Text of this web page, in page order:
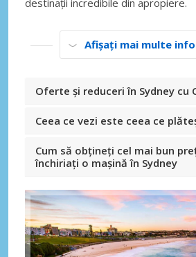
destinații incredibile din apropiere.
Afișați mai multe
Oferte și reduceri în Sydney cu
Ceea ce vezi este ceea ce
Cum să obțineți cel mai bun
închiriați o mașină în Sydney